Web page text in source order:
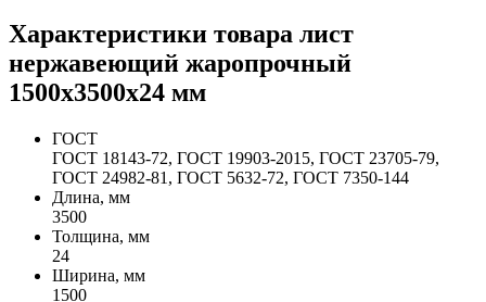
Характеристики товара лист
нержавеющий жаропрочный
1500х3500х24 мм
ГОСТ
ГОСТ 18143-72, ГОСТ 19903-2015, ГОСТ 23705-79,
ГОСТ 24982-81, ГОСТ 5632-72, ГОСТ 7350-144
Длина, мм
3500
Толщина, мм
24
Ширина, мм
1500